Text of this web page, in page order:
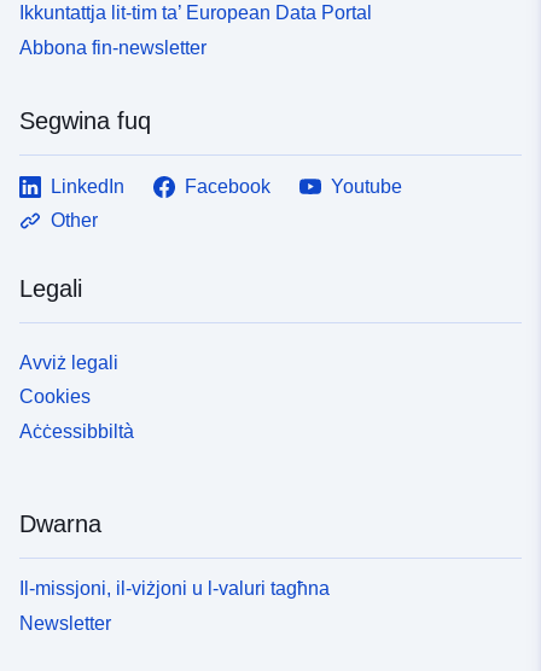
Ikkuntattja lit-tim ta’ European Data Portal
Abbona fin-newsletter
Segwina fuq
LinkedIn Facebook
Youtube
Other
Legali
Avviż legali
Cookies
Aċċessibbiltà
Dwarna
Il-missjoni, il-viżjoni u l-valuri tagħna
Newsletter